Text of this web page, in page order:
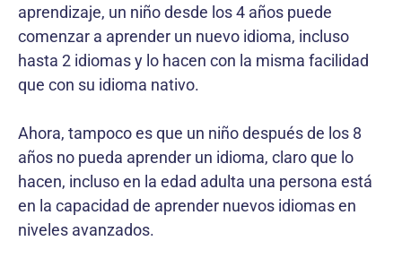
aprendizaje, un niño desde los 4 años puede
comenzar a aprender un nuevo idioma, incluso
hasta 2 idiomas y lo hacen con la misma facilidad
que con su idioma nativo.
Ahora, tampoco es que un niño después de los 8
años no pueda aprender un idioma, claro que lo
hacen, incluso en la edad adulta una persona está
en la capacidad de aprender nuevos idiomas en
niveles avanzados.